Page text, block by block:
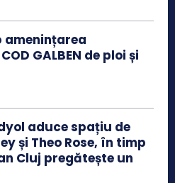
amenințarea
GALBEN de ploi și
aduce spațiu de
și Theo Rose, în timp
Cluj pregătește un